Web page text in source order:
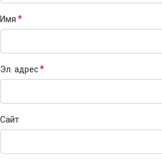
Имя *
Эл. адрес*
Сайт